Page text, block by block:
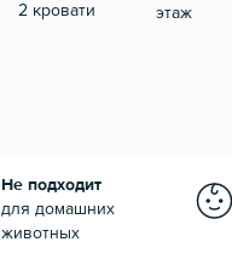
2 кровати этаж
Не подходит
для домашних
животных